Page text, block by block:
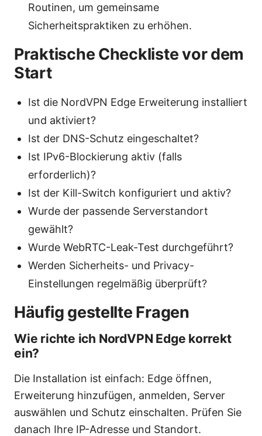
Routinen, um gemeinsame
Sicherheitspraktiken zu erhöhen.
Praktische Checkliste vor dem
Start
Ist die NordVPN Edge Erweiterung installiert
und aktiviert?
Ist der DNS-Schutz eingeschaltet?
Ist IPv6-Blockierung aktiv (falls
erforderlich)?
Ist der Kill-Switch konfiguriert und aktiv?
Wurde der passende Serverstandort
gewählt?
Wurde WebRTC-Leak-Test durchgeführt?
Werden Sicherheits- und Privacy-
Einstellungen regelmäßig überprüft?
Häufig gestellte Fragen
Wie richte ich NordVPN Edge korrekt
ein?
Die Installation ist einfach: Edge öffnen,
Erweiterung hinzufügen, anmelden, Server
auswählen und Schutz einschalten. Prüfen Sie
danach Ihre IP-Adresse und Standort.